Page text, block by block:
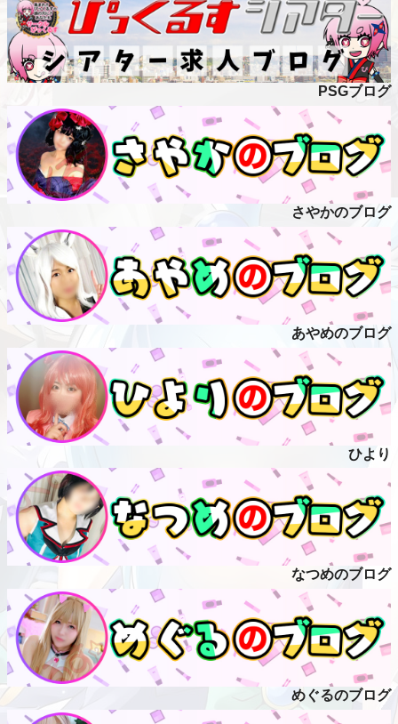
PSGブログ
さやかのブログ
あやめのブログ
ひより
なつめのブログ
めぐるのブログ